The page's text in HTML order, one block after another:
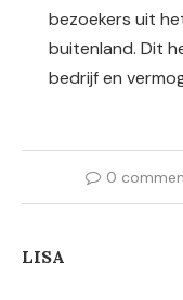
bezoekers uit
buitenland. Dit
bedrijf en
0
LISA